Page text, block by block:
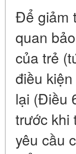
Để giảm
quan
của trẻ
điều
lại (Điều
trước khi
yêu cầu